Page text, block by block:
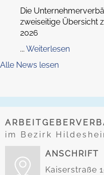
Die
zweiseitige Übersicht
2026
... Weiterlesen
Alle News lesen
im Bezirk
ANSCHRIFT
Kaiserstraße